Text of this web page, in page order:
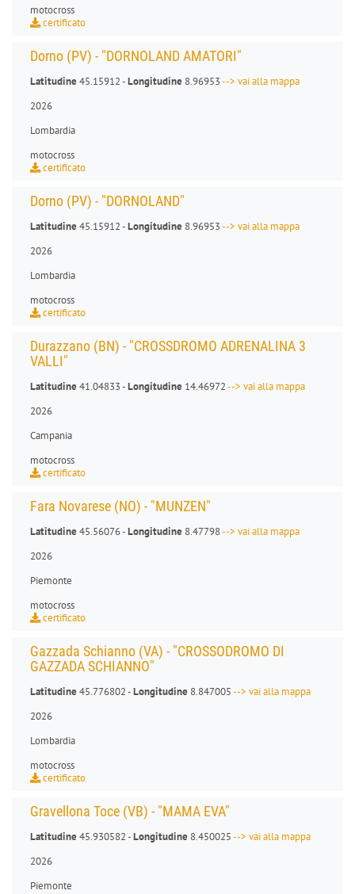
motocross
certificato
Dorno (PV) - "DORNOLAND AMATORI"
Latitudine45.15912 -Longitudine 8.96953--> vai alla mappa
2026
Lombardia
motocross
certificato
Dorno (PV) - "DORNOLAND"
Latitudine45.15912 -Longitudine 8.96953--> vai alla mappa
2026
Lombardia
motocross
certificato
Durazzano (BN) - "CROSSDROMO ADRENALINA 3
VALLI"
Latitudine41.04833 -Longitudine 14.46972--> vai alla mappa
2026
Campania
motocross
certificato
Fara Novarese (NO) - "MUNZEN"
Latitudine45.56076 -Longitudine 8.47798--> vai alla mappa
2026
Piemonte
motocross
certificato
Gazzada Schianno (VA) - "CROSSODROMO DI
GAZZADA SCHIANNO"
Latitudine45.776802 -Longitudine 8.847005--> vai alla mappa
2026
Lombardia
motocross
certificato
Gravellona Toce (VB) - "MAMA EVA"
Latitudine45.930582 -Longitudine 8.450025--> vai alla mappa
2026
Piemonte